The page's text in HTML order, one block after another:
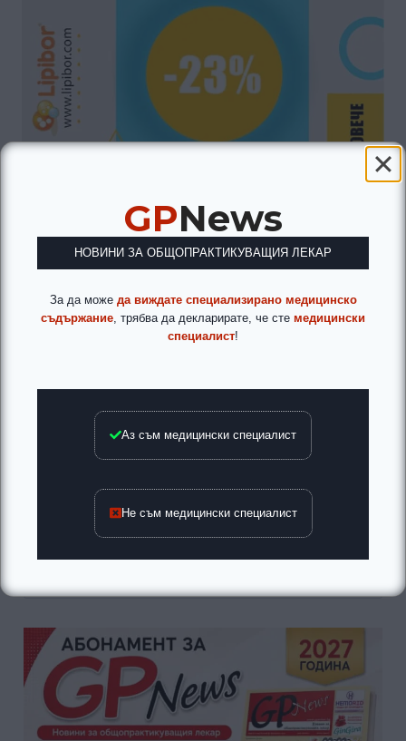
Край на хартиените
фактури: Новата
система за контрол на
стартира през май
Хемофилията вече не е
присъда, а
за:
GPNews
НОВИНИ ЗА ОБЩОПРАКТИКУВАЩИЯ ЛЕКАР
За да може да виждате специализирано медицинско
съдържание , трябва да декларирате, че сте медицински
специалист!
Аз съм медицински специалист
Не съм медицински специалист